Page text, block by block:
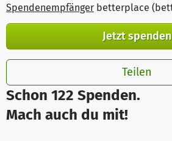
Schon 122 Spenden.
Mach auch du mit!
Spendenempfänger betterplace
Jetzt spenden
Teilen